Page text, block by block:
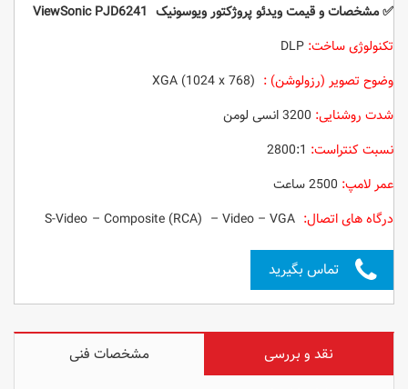
✅ مشخصات و قیمت ویدئو پروژکتورویوسونیک ViewSonic PJD6241
تکنولوژی ساخت:
وضوح تصویر (رزولوشن) : XGA (1024 x 768)
شدت روشنایی: 3200 انسی لومن
نسبت کنتراست:
عمر لامپ:
درگاه های اتصال:
تماس بگیرید
نقد و بررسی
مشخصات فنی